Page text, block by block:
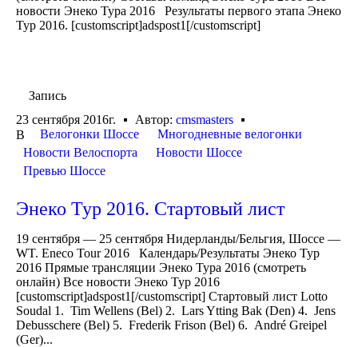
новости Энеко Тура 2016 Результаты первого этапа Энеко
Тур 2016. [customscript]adspost1[/customscript]
Запись
23 сентября 2016г.
Автор: cmsmasters
В
Велогонки Шоссе
Многодневные велогонки
Новости Велоспорта
Новости Шоссе
Превью Шоссе
Энеко Тур 2016. Стартовый лист
19 сентября — 25 сентября Нидерланды/Бельгия, Шоссе —
WT. Eneco Tour 2016 Календарь/Результаты Энеко Тур
2016 Прямые трансляции Энеко Тура 2016 (смотреть
онлайн) Все новости Энеко Тур 2016
[customscript]adspost1[/customscript] Стартовый лист Lotto
Soudal 1. Tim Wellens (Bel) 2. Lars Ytting Bak (Den) 4. Jens
Debusschere (Bel) 5. Frederik Frison (Bel) 6. André Greipel
(Ger)...